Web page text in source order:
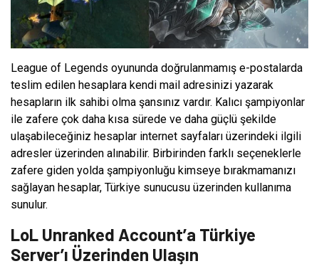
League of Legends oyununda doğrulanmamış e-postalarda
teslim edilen hesaplara kendi mail adresinizi yazarak
hesapların ilk sahibi olma şansınız vardır. Kalıcı şampiyonlar
ile zafere çok daha kısa sürede ve daha güçlü şekilde
ulaşabileceğiniz hesaplar internet sayfaları üzerindeki ilgili
adresler üzerinden alınabilir. Birbirinden farklı seçeneklerle
zafere giden yolda şampiyonluğu kimseye bırakmamanızı
sağlayan hesaplar, Türkiye sunucusu üzerinden kullanıma
sunulur.
LoL Unranked Account’a Türkiye
Server’ı Üzerinden Ulaşın